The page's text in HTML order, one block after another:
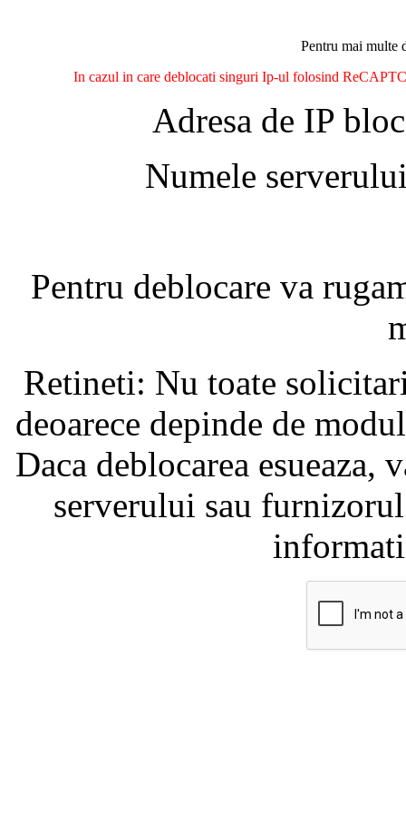
Pentru mai multe
In cazul in care deblocati singuri Ip-ul folosind
Adresa de IP
Numele
Pentru deblocare va
Retineti: Nu toate
deoarece depinde de
Daca deblocarea
serverului sau